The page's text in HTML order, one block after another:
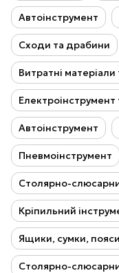
Автоінструмент
Сходи та драбини
Витратні
Автоінструмент
Пневмоінструмент
Столярно-
Кріпильний
Ящики, сумки,
Столярно-